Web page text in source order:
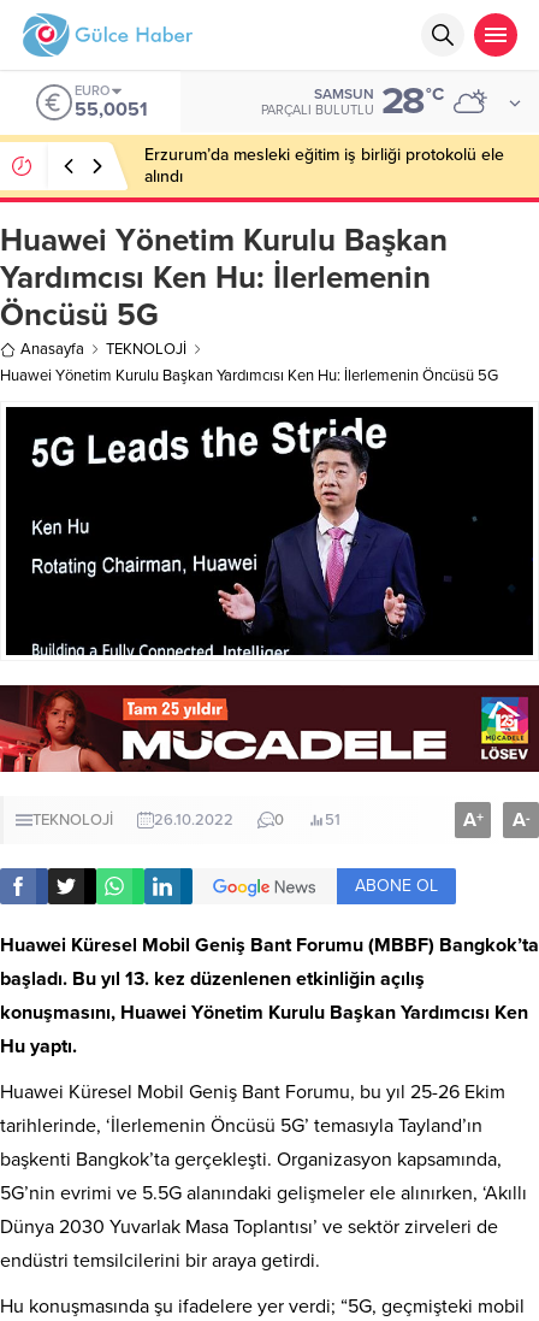
EURO
55,0051
SAMSUN
PARÇALI BULUTLU 28°C
Erzurum’da mesleki eğitim iş birliği protokolü ele
alındı
Huawei Yönetim Kurulu Başkan
Yardımcısı Ken Hu: İlerlemenin
Öncüsü 5G
Anasayfa
TEKNOLOJİ
Huawei Yönetim Kurulu Başkan Yardımcısı Ken Hu: İlerlemenin Öncüsü 5G
TEKNOLOJİ 26.10.2022 0 51 A+ A-
ABONE OL
Huawei Küresel Mobil Geniş Bant Forumu (MBBF) Bangkok’ta
başladı. Bu yıl 13. kez düzenlenen etkinliğin açılış
konuşmasını, Huawei Yönetim Kurulu Başkan Yardımcısı Ken
Hu yaptı.
Huawei Küresel Mobil Geniş Bant Forumu, bu yıl 25-26 Ekim
tarihlerinde, ‘İlerlemenin Öncüsü 5G’ temasıyla Tayland’ın
başkenti Bangkok’ta gerçekleşti. Organizasyon kapsamında,
5G’nin evrimi ve 5.5G alanındaki gelişmeler ele alınırken, ‘Akıllı
Dünya 2030 Yuvarlak Masa Toplantısı’ ve sektör zirveleri de
endüstri temsilcilerini bir araya getirdi.
Hu konuşmasında şu ifadelere yer verdi; “5G, geçmişteki mobil